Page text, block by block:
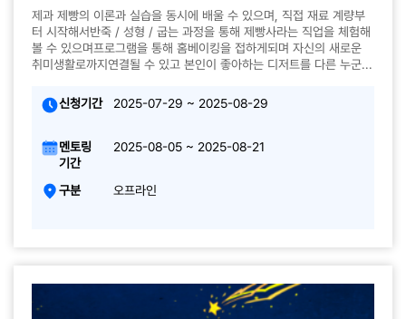
​제과 제빵의 이론과 실습을 동시에 배울 수 있으며, 직접 재료 계량부
터 시작해서반죽 / 성형 / 굽는 과정을 통해 제빵사라는 직업을 체험해
볼 수 있으며프로그램을 통해 홈베이킹을 접하게되며 자신의 새로운
취미생활로까지연결될 수 있고 본인이 좋아하는 디저트를 다른 누군...
신청기간 2025-07-29 ~ 2025-08-29
멘토링
기간
2025-08-05 ~ 2025-08-21
구분 오프라인